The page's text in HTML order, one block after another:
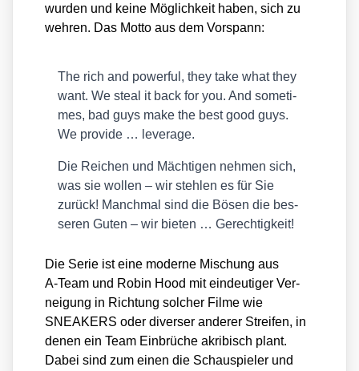
wur­den und kei­ne Mög­lich­keit haben, sich zu
weh­ren. Das Mot­to aus dem Vor­spann:
The rich and powerful, they take what they
want. We ste­al it back for you. And some­ti­
mes, bad guys make the best good guys.
We pro­vi­de … levera­ge.
Die Rei­chen und Mäch­ti­gen neh­men sich,
was sie wol­len – wir steh­len es für Sie
zurück! Manch­mal sind die Bösen die bes­
se­ren Guten – wir bie­ten … Gerech­tig­keit!
Die Serie ist eine moder­ne Mischung aus
A‑Team und Robin Hood mit ein­deu­ti­ger Ver­
nei­gung in Rich­tung sol­cher Fil­me wie
SNEAKERS oder diver­ser ande­rer Strei­fen, in
denen ein Team Ein­brü­che akri­bisch plant.
Dabei sind zum einen die Schau­spie­ler und